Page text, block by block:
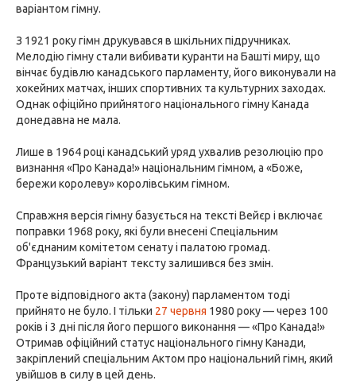
варіантом гімну.
З 1921 року гімн друкувався в шкільних підручниках.
Мелодію гімну стали вибивати куранти на Башті миру, що
вінчає будівлю канадського парламенту, його виконували на
хокейних матчах, інших спортивних та культурних заходах.
Однак офіційно прийнятого національного гімну Канада
донедавна не мала.
Лише в 1964 році канадський уряд ухвалив резолюцію про
визнання «Про Канада!» національним гімном, а «Боже,
бережи королеву» королівським гімном.
Справжня версія гімну базується на тексті Вейєр і включає
поправки 1968 року, які були внесені Спеціальним
об'єднаним комітетом сенату і палатою громад.
Французький варіант тексту залишився без змін.
Проте відповідного акта (закону) парламентом тоді
прийнято не було. І тільки 27 червня 1980 року — через 100
років і 3 дні після його першого виконання — «Про Канада!»
Отримав офіційний статус національного гімну Канади,
закріплений спеціальним Актом про національний гімн, який
увійшов в силу в цей день.